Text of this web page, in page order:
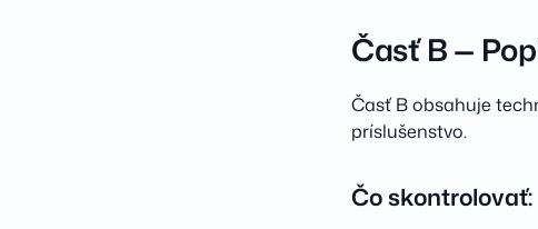
Časť B —
Časť B obsahuje
príslušenstvo.
Čo skontrolovať: